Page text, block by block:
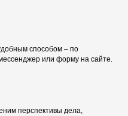
способом – по
или форму на сайте.
перспективы дела,